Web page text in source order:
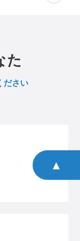
た
ださい
▲